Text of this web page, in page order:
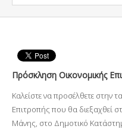
Πρόσκληση Οικονομικής
Καλείστε να προσέλθετε στην
Επιτροπής που θα διεξαχθεί
Μάνης, στο Δημοτικό